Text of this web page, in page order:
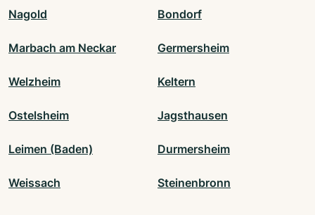
Nagold Bondorf
Marbach am Neckar Germersheim
Welzheim Keltern
Ostelsheim Jagsthausen
Leimen (Baden) Durmersheim
Weissach Steinenbronn